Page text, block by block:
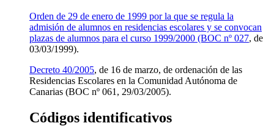
Orden de 29 de enero de 1999 por la que se regula la
admisión de alumnos en residencias escolares y se convocan
plazas de alumnos para el curso 1999/2000 (BOC nº 027, de
03/03/1999).
Decreto 40/2005, de 16 de marzo, de ordenación de las
Residencias Escolares en la Comunidad Autónoma de
Canarias (BOC nº 061, 29/03/2005).
Códigos identificativos